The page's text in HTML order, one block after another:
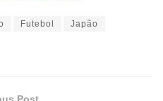
Futebol Japão
Post